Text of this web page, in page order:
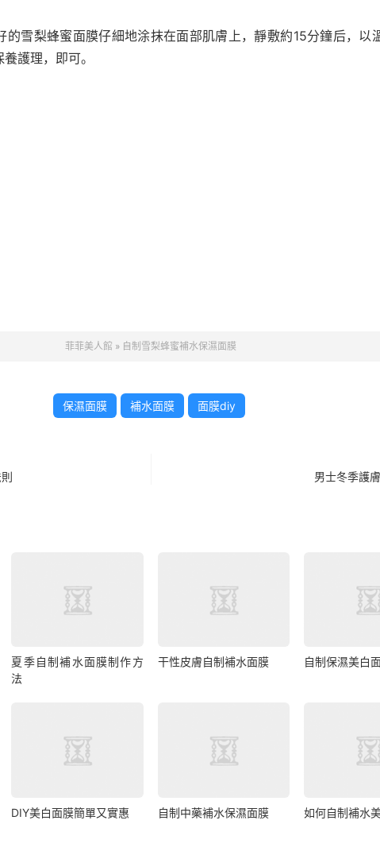
的雪梨蜂蜜面膜仔細地涂抹在面部肌膚上，靜敷約15分鐘后，以
護理，即可。
菲菲美人館 » 自制雪梨蜂蜜補水保濕面膜
保濕面膜 補水面膜 面膜diy
男士冬季護
夏季自制補水面膜制作方
法
干性皮膚自制補水面膜 自制保濕美白
DIY美白面膜簡單又實惠 自制中藥補水保濕面膜 如何自制補水